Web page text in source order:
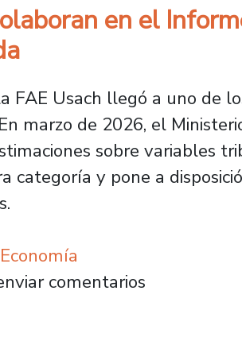
en el
FAE Usach llegó a uno de
marzo de 2026, el
sobre variables
categoría y pone a
FAE colaboran en el
comentarios